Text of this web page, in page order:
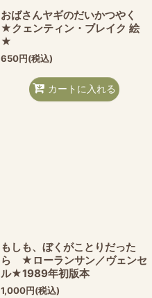
おばさんヤギのだいかつやく
★クェンティン・ブレイク 絵
★
650円(税込)
カートに入れる
もしも、ぼくがことりだった
ら ★ローランサン／ヴェンセ
ル★1989年初版本
1,000円(税込)